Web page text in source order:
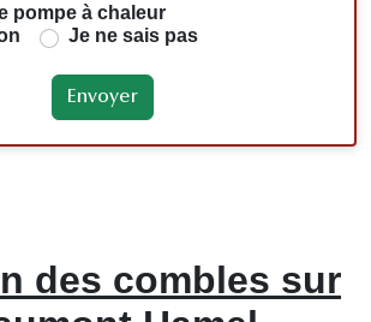
pompe à chaleur
Je ne sais pas
des combles sur